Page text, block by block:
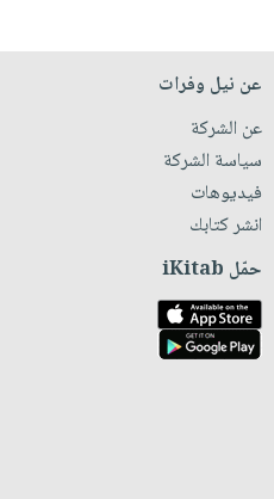
عن نيل وفرات
عن الشركة
سياسة الشركة
فيديوهات
انشر كتابك
حمّل iKitab